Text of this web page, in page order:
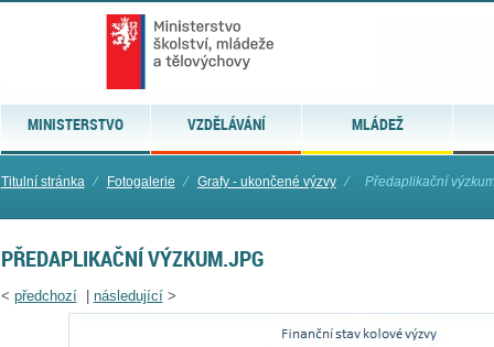
MINISTERSTVO VZDĚLÁVÁNÍ MLÁDEŽ
Titulní stránka ⁄ Fotogalerie ⁄ Grafy - ukončené výzvy ⁄ Předaplikační
PŘEDAPLIKAČNÍ VÝZKUM.JPG
< předchozí| následující>